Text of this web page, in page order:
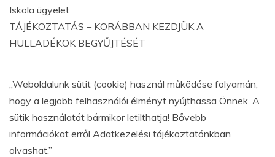
Iskola ügyelet
TÁJÉKOZTATÁS – KORÁBBAN KEZDJÜK A
HULLADÉKOK BEGYŰJTÉSÉT
„Weboldalunk sütit (cookie) használ működése folyamán,
hogy a legjobb felhasználói élményt nyújthassa Önnek. A
sütik használatát bármikor letilthatja! Bővebb
információkat erről Adatkezelési tájékoztatónkban
olvashat.”